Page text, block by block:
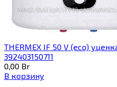
THERMEX IF 50 V (eco)
392403150711
0,00 Br
В корзину